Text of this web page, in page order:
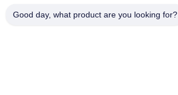
Good day, what product are you looking for?